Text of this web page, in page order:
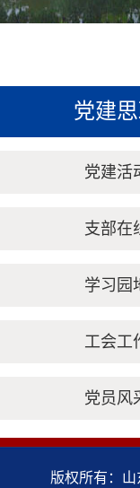
党建
党建活
支部在
学习园
工会工
党员风
版权所有：